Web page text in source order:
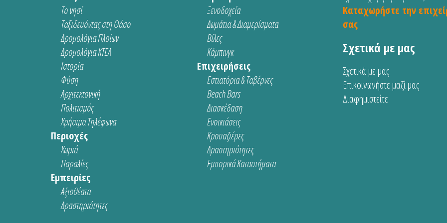
Το νησί
Ταξιδευόντας στη Θάσο
Δρομολόγια Πλοίων
Δρομολόγια ΚΤΕΛ
Ιστορία
Φύση
Αρχιτεκτονική
Πολιτισμός
Χρήσιμα Τηλέφωνα
Περιοχές
Χωριά
Παραλίες
Εμπειρίες
Αξιοθέατα
Δραστηριότητες
Ξενοδοχεία
Δωμάτια & Διαμερίσματα
Βίλες
Κάμπινγκ
Επιχειρήσεις
Εστιατόρια & Ταβέρνες
Beach Bars
Διασκέδαση
Ενοικιάσεις
Κρουαζιέρες
Δραστηριότητες
Εμπορικά Καταστήματα
Καταχωρήστε την
σας
Σχετικά με μας
Σχετικά με μας
Επικοινωνήστε μαζί μας
Διαφημιστείτε